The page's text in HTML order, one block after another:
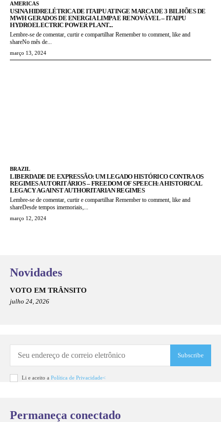
AMERICAS
USINA HIDRELÉTRICA DE ITAIPU ATINGE MARCA DE 3 BILHÕES DE
MWH GERADOS DE ENERGIA LIMPA E RENOVÁVEL – ITAIPU
HYDROELECTRIC POWER PLANT...
Lembre-se de comentar, curtir e compartilhar Remember to comment, like and
shareNo mês de...
março 13, 2024
BRAZIL
LIBERDADE DE EXPRESSÃO: UM LEGADO HISTÓRICO CONTRA OS
REGIMES AUTORITÁRIOS – FREEDOM OF SPEECH: A HISTORICAL
LEGACY AGAINST AUTHORITARIAN REGIMES
Lembre-se de comentar, curtir e compartilhar Remember to comment, like and
shareDesde tempos imemoriais,...
março 12, 2024
Novidades
VOTO EM TRÂNSITO
julho 24, 2026
Subscribe
Li e aceito a Política de Privacidade<
Permaneça conectado